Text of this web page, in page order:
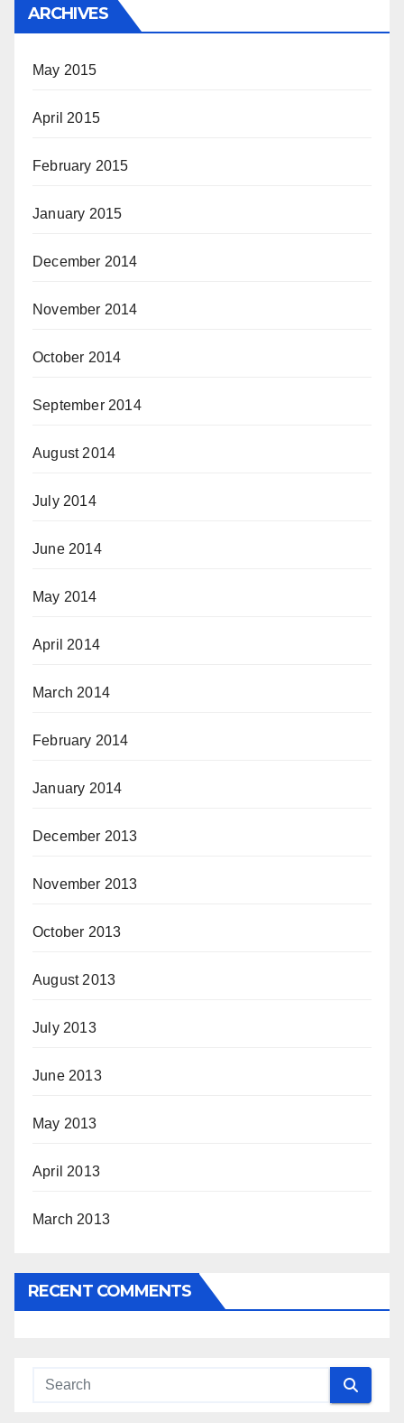
ARCHIVES
May 2015
April 2015
February 2015
January 2015
December 2014
November 2014
October 2014
September 2014
August 2014
July 2014
June 2014
May 2014
April 2014
March 2014
February 2014
January 2014
December 2013
November 2013
October 2013
August 2013
July 2013
June 2013
May 2013
April 2013
March 2013
RECENT COMMENTS